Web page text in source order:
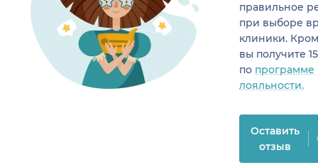
правильное
при выборе
клиники.
вы получите
по программе
лояльности.
Оставить
отзыв